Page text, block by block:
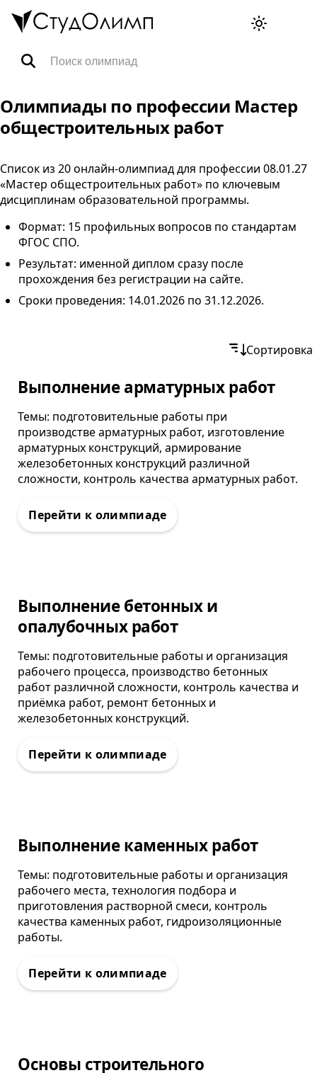
Олимпиады по профессии Мастер
общестроительных работ
Список из 20 онлайн-олимпиад для профессии 08.01.27
«Мастер общестроительных работ» по ключевым
дисциплинам образовательной программы.
Формат: 15 профильных вопросов по стандартам
ФГОС СПО.
Результат: именной диплом сразу после
прохождения без регистрации на сайте.
Сроки проведения: 14.01.2026 по 31.12.2026.
Сортировка
Олимпиада
Выполнение арматурных работ
Темы: подготовительные работы при
производстве арматурных работ, изготовление
арматурных конструкций, армирование
железобетонных конструкций различной
сложности, контроль качества арматурных работ.
Олимпиада
Выполнение бетонных и
опалубочных работ
Темы: подготовительные работы и организация
рабочего процесса, производство бетонных
работ различной сложности, контроль качества и
приёмка работ, ремонт бетонных и
железобетонных конструкций.
Олимпиада
Выполнение каменных работ
Темы: подготовительные работы и организация
рабочего места, технология подбора и
приготовления растворной смеси, контроль
качества каменных работ, гидроизоляционные
работы.
Олимпиада
Основы строительного
Специальности
Тренажёры ВПР
FAQ
Корзина